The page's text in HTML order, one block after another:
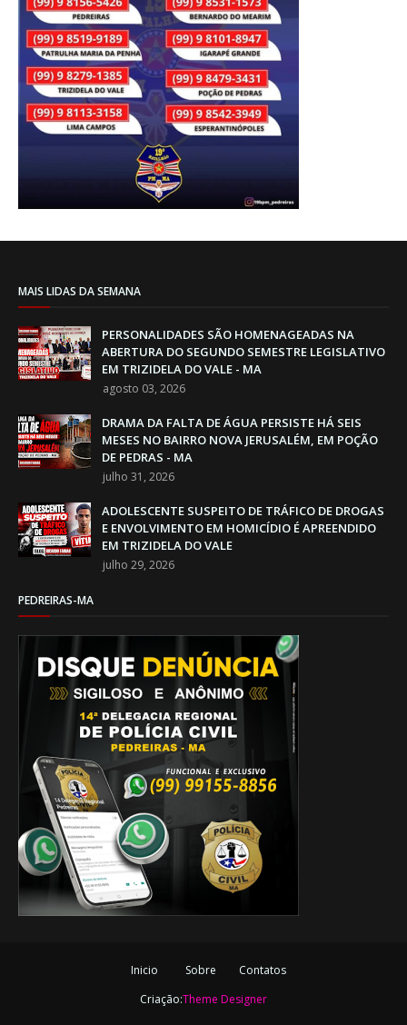
MAIS LIDAS DA SEMANA
PERSONALIDADES SÃO HOMENAGEADAS NA
ABERTURA DO SEGUNDO SEMESTRE LEGISLATIVO
EM TRIZIDELA DO VALE - MA
agosto 03, 2026
DRAMA DA FALTA DE ÁGUA PERSISTE HÁ SEIS
MESES NO BAIRRO NOVA JERUSALÉM, EM POÇÃO
DE PEDRAS - MA
julho 31, 2026
ADOLESCENTE SUSPEITO DE TRÁFICO DE DROGAS
E ENVOLVIMENTO EM HOMICÍDIO É APREENDIDO
EM TRIZIDELA DO VALE
julho 29, 2026
PEDREIRAS-MA
Inicio Sobre
Contatos
Criação:Theme Designer